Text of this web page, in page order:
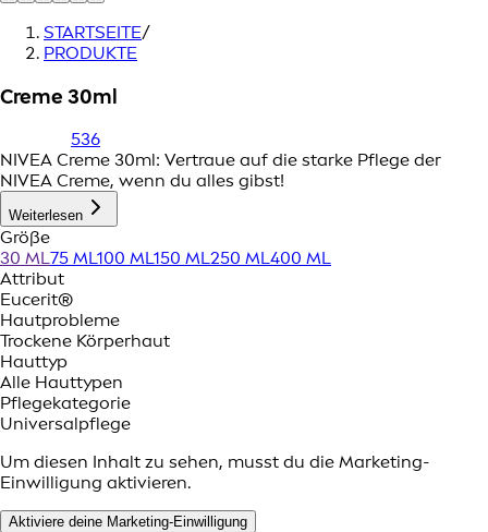
STARTSEITE/
PRODUKTE
Creme 30ml
536
NIVEA Creme 30ml: Vertraue auf die starke Pflege der
NIVEA Creme, wenn du alles gibst!
Weiterlesen
Größe
30 ML75 ML100 ML150 ML250 ML400 ML
Attribut
Eucerit®
Hautprobleme
Trockene Körperhaut
Hauttyp
Alle Hauttypen
Pflegekategorie
Universalpflege
Um diesen Inhalt zu sehen, musst du die Marketing-
Einwilligung aktivieren.
Aktiviere deine Marketing-Einwilligung